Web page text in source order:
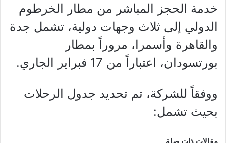
خدمة الحجز المباشر من مطار الخرطوم
الدولي إلى ثلاث وجهات دولية، تشمل جدة
والقاهرة وأسمرا، مروراً بمطار
بورتسودان، اعتباراً من 17 فبراير الجاري.
ووفقاً للشركة، تم تحديد جدول الرحلات
بحيث تشمل: